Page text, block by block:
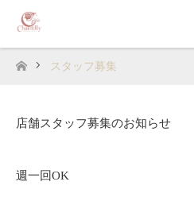
スタッフ募集
店舗スタッフ募集のお知らせ
週一回OK